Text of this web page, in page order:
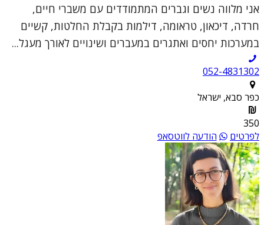
אני מלווה נשים וגברים המתמודדים עם משברי חיים,
חרדה, דיכאון, טראומה, דילמות בקבלת החלטות, קשיים
במערכות יחסים ואתגרים במעברים ושינויים לאורך מעגל...
052-4831302
כפר סבא, ישראל
350
לפרטים
הודעה לווטסאפ